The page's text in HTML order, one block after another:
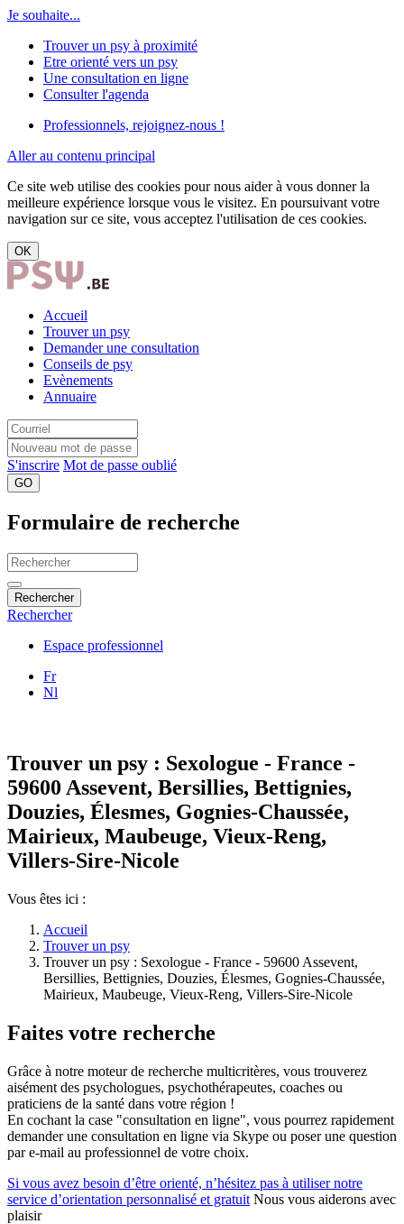
Je souhaite...
Trouver un psy à proximité
Etre orienté vers un psy
Une consultation en ligne
Consulter l'agenda
Professionnels, rejoignez-nous !
Aller au contenu principal
Ce site web utilise des cookies pour nous aider à vous donner la
meilleure expérience lorsque vous le visitez. En poursuivant votre
navigation sur ce site, vous acceptez l'utilisation de ces cookies.
OK
Accueil
Trouver un psy
Demander une consultation
Conseils de psy
Evènements
Annuaire
S'inscrire Mot de passe oublié
GO
Formulaire de recherche
Rechercher
Rechercher
Espace professionnel
Fr
Nl
Trouver un psy : Sexologue - France -
59600 Assevent, Bersillies, Bettignies,
Douzies, Élesmes, Gognies-Chaussée,
Mairieux, Maubeuge, Vieux-Reng,
Villers-Sire-Nicole
Vous êtes ici :
Accueil
Trouver un psy
Trouver un psy : Sexologue - France - 59600 Assevent,
Bersillies, Bettignies, Douzies, Élesmes, Gognies-Chaussée,
Mairieux, Maubeuge, Vieux-Reng, Villers-Sire-Nicole
Faites votre recherche
Grâce à notre moteur de recherche multicritères, vous trouverez
aisément des psychologues, psychothérapeutes, coaches ou
praticiens de la santé dans votre région !
En cochant la case "consultation en ligne", vous pourrez rapidement
demander une consultation en ligne via Skype ou poser une question
par e-mail au professionnel de votre choix.
Si vous avez besoin d’être orienté, n’hésitez pas à utiliser notre
service d’orientation personnalisé et gratuit Nous vous aiderons avec
plaisir